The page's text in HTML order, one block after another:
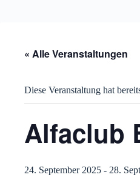
« Alle Veranstaltungen
Diese Veranstaltung hat
Alfaclub
24. September 2025 - 28.